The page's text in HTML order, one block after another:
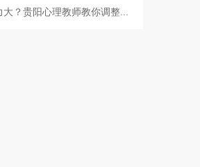
？贵阳心理教师教你调整...